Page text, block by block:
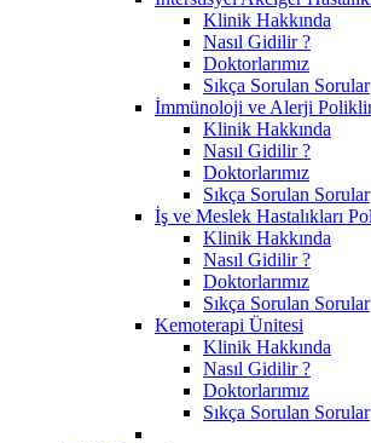
Klinik Hakkında
Nasıl Gidilir ?
Doktorlarımız
Sıkça Sorulan Sorular
İmmünoloji ve Alerji
Klinik Hakkında
Nasıl Gidilir ?
Doktorlarımız
Sıkça Sorulan Sorular
İş ve Meslek Hastalıkları
Klinik Hakkında
Nasıl Gidilir ?
Doktorlarımız
Sıkça Sorulan Sorular
Kemoterapi Ünitesi
Klinik Hakkında
Nasıl Gidilir ?
Doktorlarımız
Sıkça Sorulan Sorular